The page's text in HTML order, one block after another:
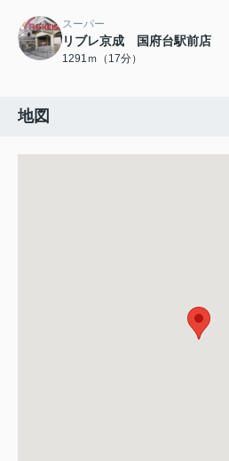
スーパー
リブレ京成 国府台駅前店
1291ｍ（17分）
地図